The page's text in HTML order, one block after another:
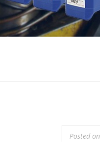
Posted on